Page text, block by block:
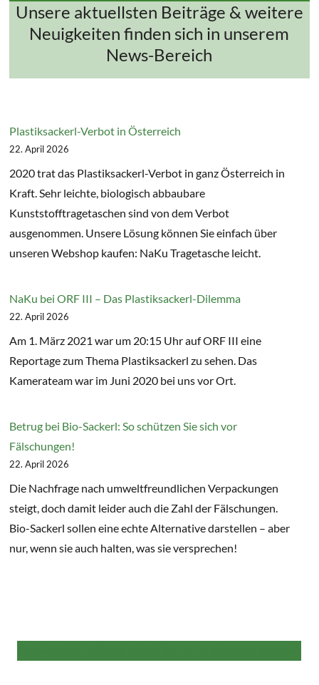
Unsere aktuellsten Beiträge & weitere
Neuigkeiten finden sich in unserem
News-Bereich
Plastiksackerl-Verbot in Österreich
22. April 2026
2020 trat das Plastiksackerl-Verbot in ganz Österreich in
Kraft. Sehr leichte, biologisch abbaubare
Kunststofftragetaschen sind von dem Verbot
ausgenommen. Unsere Lösung können Sie einfach über
unseren Webshop kaufen: NaKu Tragetasche leicht.
NaKu bei ORF III – Das Plastiksackerl-Dilemma
22. April 2026
Am 1. März 2021 war um 20:15 Uhr auf ORF III eine
Reportage zum Thema Plastiksackerl zu sehen. Das
Kamerateam war im Juni 2020 bei uns vor Ort.
Betrug bei Bio-Sackerl: So schützen Sie sich vor
Fälschungen!
22. April 2026
Die Nachfrage nach umweltfreundlichen Verpackungen
steigt, doch damit leider auch die Zahl der Fälschungen.
Bio-Sackerl sollen eine echte Alternative darstellen – aber
nur, wenn sie auch halten, was sie versprechen!